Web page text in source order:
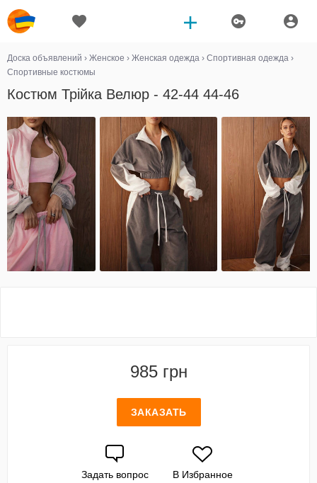
Доска объявлений › Женское › Женская одежда › Спортивная одежда ›
Спортивные костюмы
Костюм Трійка Велюр - 42-44 44-46
985 грн
ЗАКАЗАТЬ
Задать вопрос В Избранное